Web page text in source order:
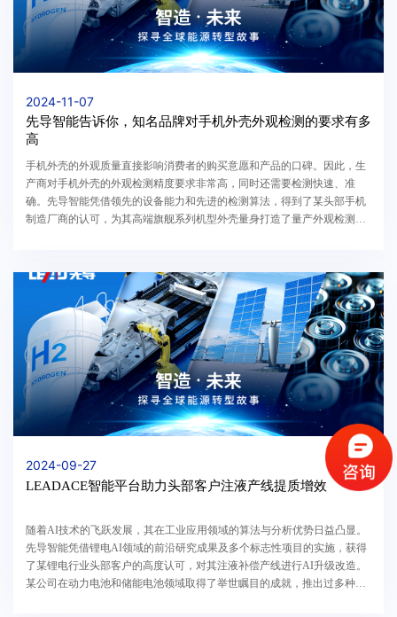
2024-11-07
先导智能告诉你，知名品牌对手机外壳外观检测的要求有多
高
手机外壳的外观质量直接影响消费者的购买意愿和产品的口碑。因此，生
产商对手机外壳的外观检测精度要求非常高，同时还需要检测快速、准
确。先导智能凭借领先的设备能力和先进的检测算法，得到了某头部手机
制造厂商的认可，为其高端旗舰系列机型外壳量身打造了量产外观检测解
2024-09-27
LEADACE智能平台助力头部客户注液产线提质增效
随着AI技术的飞跃发展，其在工业应用领域的算法与分析优势日益凸显。
先导智能凭借锂电AI领域的前沿研究成果及多个标志性项目的实施，获得
了某锂电行业头部客户的高度认可，对其注液补偿产线进行AI升级改造。
某公司在动力电池和储能电池领域取得了举世瞩目的成就，推出过多种不